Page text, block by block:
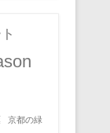
京都の緑